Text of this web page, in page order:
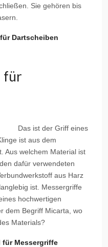
Sie gehören bis
Dartscheiben
für
Das ist der Griff eines
ist aus dem
Aus welchem Material ist
dafür verwendeten
aus Harz
ist. Messergriffe
hochwertigen
dem Begriff Micarta, wo
Materials?
für Messergriffe